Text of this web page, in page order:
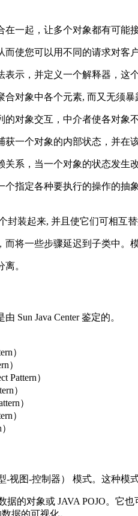
一起，让多个对象都有可能
使您可以用不同的请求对客
示，并定义一个解释器，这
对象中各个元素, 而又无须暴
对象交互，中介者使各对象
一个对象的内部状态，并在
系，当一个对象的状态发生
指定各种要执行的操作的
装起来, 并且使它们可相互替
将一些步骤延迟到子类中。
。
Sun Java Center 鉴定的。
）
）
Pattern）
）
）
）
-视图-控制器） 模式。这种模
据的对象或 JAVA POJO。它
据的可视化。